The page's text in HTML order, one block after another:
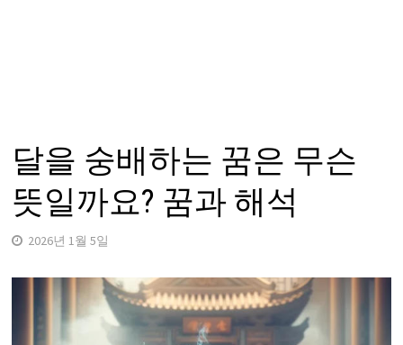
달을 숭배하는 꿈은 무슨
뜻일까요? 꿈과 해석
2026년 1월 5일